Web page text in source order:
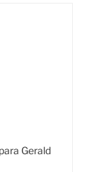
Gerald